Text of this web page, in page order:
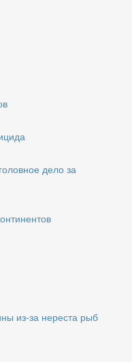
дело за
из-за нереста рыб